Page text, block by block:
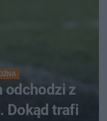
odchodzi z
Dokąd trafi